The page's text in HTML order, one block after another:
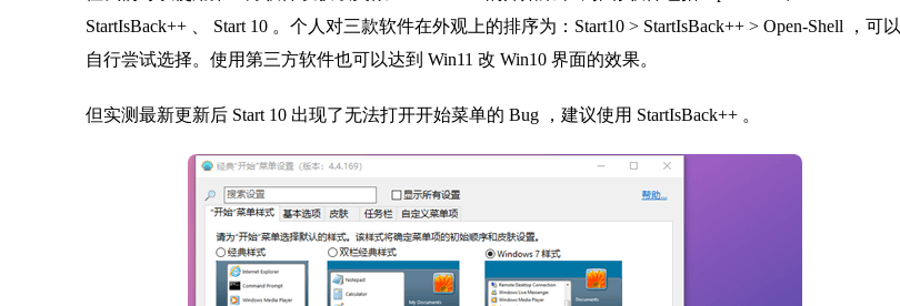
StartIsBack++ 、 Start 10 。个人对三款软件在外观上的排序为：Start10 > StartIsBack++ > Open-Shell ，可以
自行尝试选择。使用第三方软件也可以达到 Win11 改 Win10 界面的效果。
但实测最新更新后 Start 10 出现了无法打开开始菜单的 Bug ，建议使用 StartIsBack++ 。